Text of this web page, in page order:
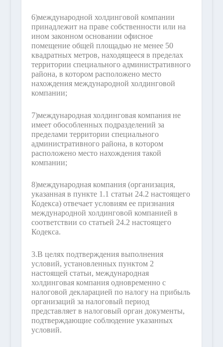
6)международной холдинговой компании
принадлежит на праве собственности или на
ином законном основании офисное
помещение общей площадью не менее 50
квадратных метров, находящееся в пределах
территории специального административного
района, в котором расположено место
нахождения международной холдинговой
компании;
7)международная холдинговая компания не
имеет обособленных подразделений за
пределами территории специального
административного района, в котором
расположено место нахождения такой
компании;
8)международная компания (организация,
указанная в пункте 1.1 статьи 24.2 настоящего
Кодекса) отвечает условиям ее признания
международной холдинговой компанией в
соответствии со статьей 24.2 настоящего
Кодекса.
3.В целях подтверждения выполнения
условий, установленных пунктом 2
настоящей статьи, международная
холдинговая компания одновременно с
налоговой декларацией по налогу на прибыль
организаций за налоговый период
представляет в налоговый орган документы,
подтверждающие соблюдение указанных
условий.